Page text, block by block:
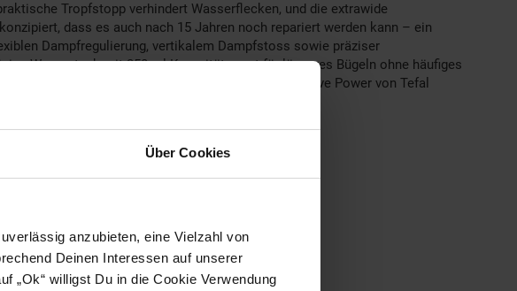
Über Cookies
anzubieten, eine Vielzahl von
Deinen Interessen auf unserer
„Ok“ willigst Du in die Cookie Verwendung
Tropfstopp verhindert Wasserflecken, und die extrawide
dass es auch nach 15 Jahren noch repariert werden kann – ein
Dampfregulierung, vertikalem Dampfstoss sowie präziser
Wassertank mit 250 ml Kapazität sorgt für längeres Bügeln ohne häufiges
Dampfbügeleisen Freemove Power von Tefal